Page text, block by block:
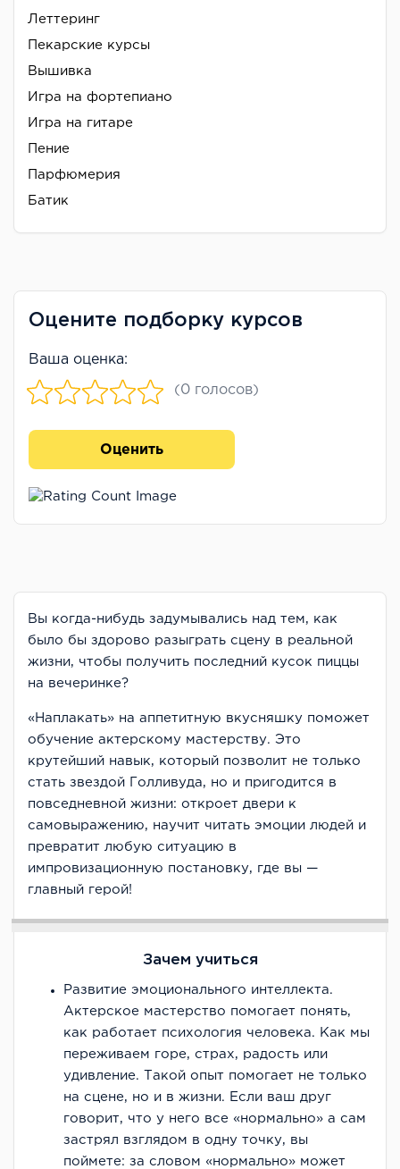
Леттеринг
Пекарские курсы
Вышивка
Игра на фортепиано
Игра на гитаре
Пение
Парфюмерия
Батик
Оцените подборку курсов
Ваша оценка:
(0 голосов)
Оценить
Вы когда-нибудь задумывались над тем, как
было бы здорово разыграть сцену в реальной
жизни, чтобы получить последний кусок пиццы
на вечеринке?
«Наплакать» на аппетитную вкусняшку поможет
обучение актерскому мастерству. Это
крутейший навык, который позволит не только
стать звездой Голливуда, но и пригодится в
повседневной жизни: откроет двери к
самовыражению, научит читать эмоции людей и
превратит любую ситуацию в
импровизационную постановку, где вы —
главный герой!
Зачем учиться
Развитие эмоционального интеллекта.
Актерское мастерство помогает понять,
как работает психология человека. Как мы
переживаем горе, страх, радость или
удивление. Такой опыт помогает не только
на сцене, но и в жизни. Если ваш друг
говорит, что у него все «нормально» а сам
застрял взглядом в одну точку, вы
поймете: за словом «нормально» может